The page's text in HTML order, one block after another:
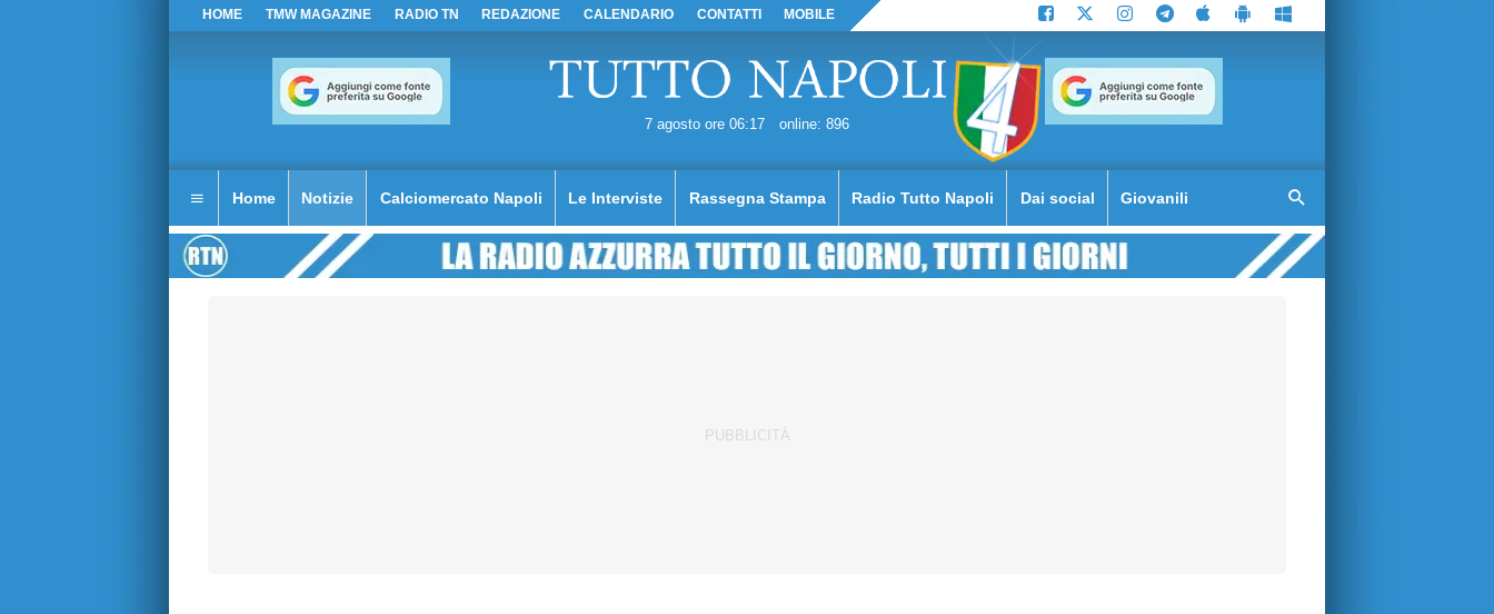
HOME TMW MAGAZINE RADIO TN REDAZIONE CALENDARIO CONTATTI MOBILE
7 agosto ore 06:17 online: 896
Home Notizie Calciomercato Napoli Le Interviste Rassegna Stampa Radio Tutto Napoli Dai social Giovanili